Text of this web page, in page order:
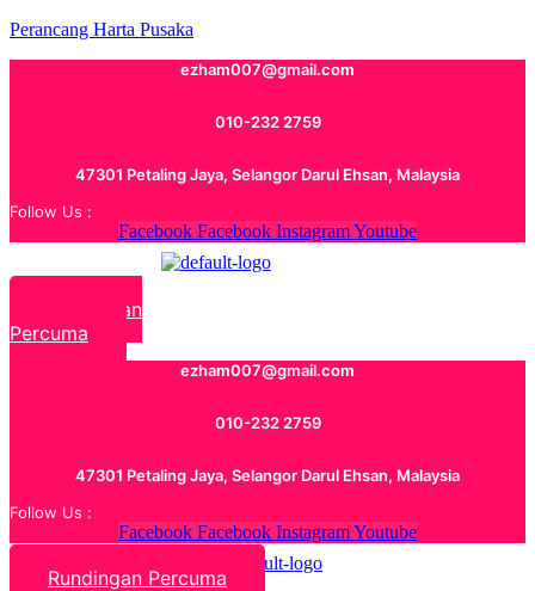
Perancang Harta Pusaka
ezham007@gmail.com
010-232 2759
47301 Petaling Jaya, Selangor Darul Ehsan, Malaysia
Follow Us :
Facebook Facebook InstagramYoutube
Rundingan
Percuma
ezham007@gmail.com
010-232 2759
47301 Petaling Jaya, Selangor Darul Ehsan, Malaysia
Follow Us :
Facebook Facebook InstagramYoutube
Rundingan Percuma